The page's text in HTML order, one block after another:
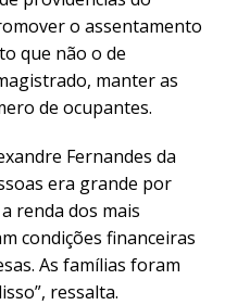
o assentamento
que não o de
manter as
de ocupantes.
Fernandes da
era grande por
renda dos mais
condições financeiras
As famílias foram
ressalta.